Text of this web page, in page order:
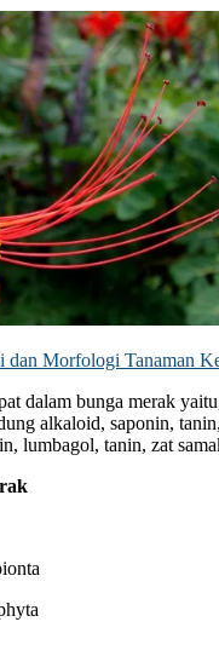
dan Morfologi Tanaman
dalam bunga merak
alkaloid, saponin,
lumbagol, tanin, zat